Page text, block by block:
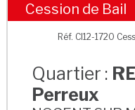
RER
Cession de Bail
Réf. CI12-1720
Quartier :
Perreux